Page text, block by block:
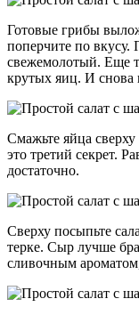
Готовые грибы
поперчите по вкусу.
свежемолотый. Еще
крутых яиц. И снова
Смажьте яйца
это третий секрет.
достаточно.
Сверху посыпьте
терке. Сыр лучше
сливочным